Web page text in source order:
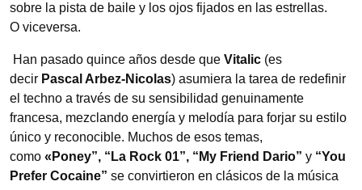
sobre la pista de baile y los ojos fijados en las estrellas.
O viceversa.
Han pasado quince años desde que Vitalic (es
decir Pascal Arbez-Nicolas) asumiera la tarea de redefinir
el techno a través de su sensibilidad genuinamente
francesa, mezclando energía y melodía para forjar su estilo
único y reconocible. Muchos de esos temas,
como «Poney”, “La Rock 01”, “My Friend Dario” y “You
Prefer Cocaine” se convirtieron en clásicos de la música